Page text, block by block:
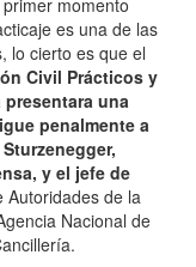
momento
es una de las
lo cierto es que el
Civil Prácticos y
una
penalmente a
y el jefe de
Autoridades de la
Nacional de